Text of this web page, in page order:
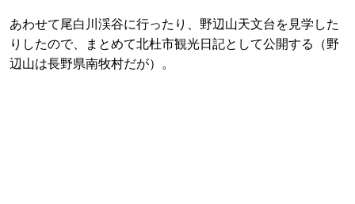
あわせて尾白川渓谷に行ったり、野辺山天文台を見学した
りしたので、まとめて北杜市観光日記として公開する（野
辺山は長野県南牧村だが）。